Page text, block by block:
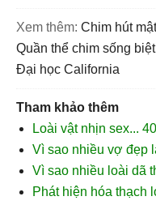
Xem thêm: chim hút mật
quần thể chim sống
Đại học California
Tham khảo thêm
Loài vật nhịn sex...
Vì sao nhiều vợ đẹp
Vì sao nhiều loài dã
Phát hiện hóa thạch